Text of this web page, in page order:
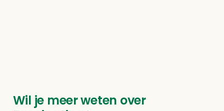
Wil je meer weten over